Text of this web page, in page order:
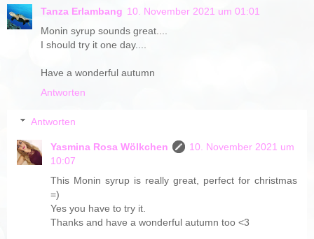
Tanza Erlambang 10. November 2021 um 01:01
Monin syrup sounds great....
I should try it one day....
Have a wonderful autumn
Antworten
Antworten
Yasmina Rosa Wölkchen
10. November 2021 um
10:07
This Monin syrup is really great, perfect for christmas
=)
Yes you have to try it.
Thanks and have a wonderful autumn too <3